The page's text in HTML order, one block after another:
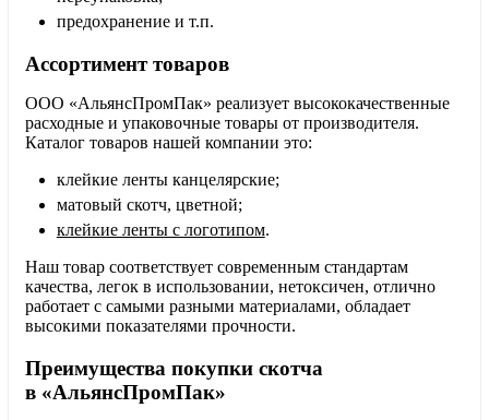
предохранение и т.п.
Ассортимент товаров
ООО «АльянсПромПак» реализует высококачественные
расходные и упаковочные товары от производителя.
Каталог товаров нашей компании это:
клейкие ленты канцелярские;
матовый скотч, цветной;
клейкие ленты с логотипом.
Наш товар соответствует современным стандартам
качества, легок в использовании, нетоксичен, отлично
работает с самыми разными материалами, обладает
высокими показателями прочности.
Преимущества покупки скотча
в «АльянсПромПак»